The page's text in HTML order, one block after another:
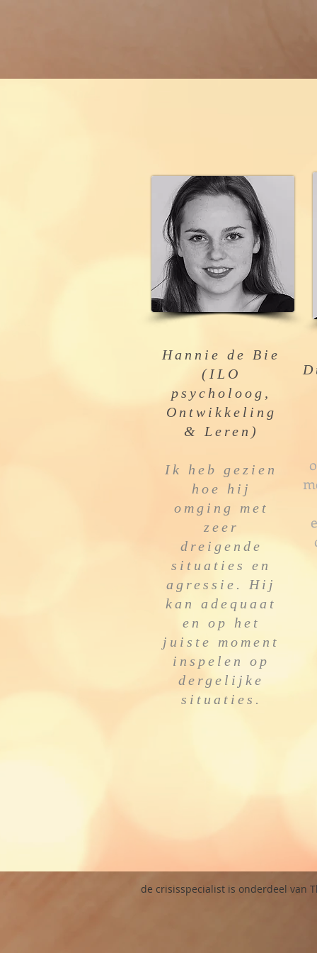
Hannie de Bie
(ILO
psycholoog,
Ontwikkeling
& Leren)
Ik heb gezien
hoe hij
omging met
zeer
dreigende
situaties en
agressie. Hij
kan adequaat
en op het
juiste moment
inspelen op
dergelijke
situaties.
de crisisspecialist is onderdeel van